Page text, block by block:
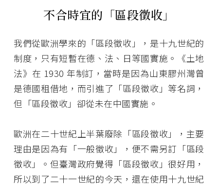
不合時宜的「區段徵收」
我們從歐洲學來的「區段徵收」，是十九世紀的
制度，只有短暫在德、法、日等國實施。《土地
法》在 1930 年制訂，當時是因為山東膠州灣曾
是德國租借地，而引進了「區段徵收」等名詞，
但「區段徵收」卻從未在中國實施。
歐洲在二十世紀上半葉廢除「區段徵收」，主要
理由是因為有「一般徵收」，便不需另訂「區段
徵收」。但臺灣政府覺得「區段徵收」很好用，
所以到了二十一世紀的今天，還在使用十九世紀